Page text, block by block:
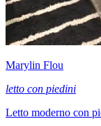
Marylin Flou
letto con piedini
Letto moderno con